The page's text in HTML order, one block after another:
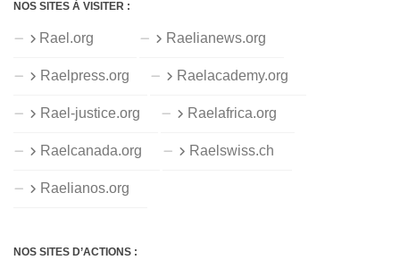
NOS SITES À VISITER :
Rael.org Raelianews.org
Raelpress.org Raelacademy.org
Rael-justice.org Raelafrica.org
Raelcanada.org Raelswiss.ch
Raelianos.org
NOS SITES D’ACTIONS :